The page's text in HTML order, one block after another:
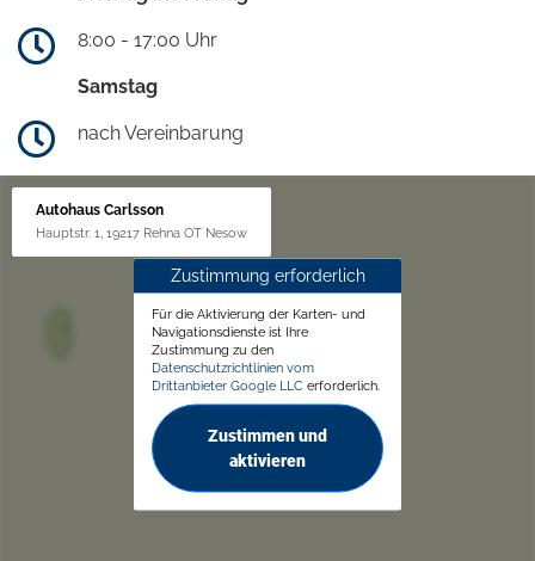
8:00 - 17:00 Uhr
Samstag
nach Vereinbarung
Autohaus Carlsson
Hauptstr. 1, 19217 Rehna OT Nesow
Zustimmung erforderlich
Für die Aktivierung der Karten- und
Navigationsdienste ist Ihre
Zustimmung zu den
Datenschutzrichtlinien vom
Drittanbieter Google LLC erforderlich.
Zustimmen und
aktivieren